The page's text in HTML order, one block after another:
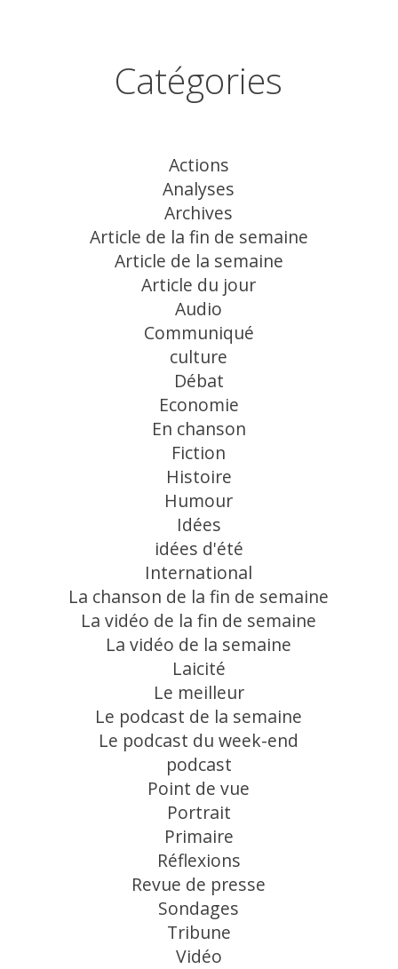
Catégories
Actions
Analyses
Archives
Article de la fin de semaine
Article de la semaine
Article du jour
Audio
Communiqué
culture
Débat
Economie
En chanson
Fiction
Histoire
Humour
Idées
idées d'été
International
La chanson de la fin de semaine
La vidéo de la fin de semaine
La vidéo de la semaine
Laicité
Le meilleur
Le podcast de la semaine
Le podcast du week-end
podcast
Point de vue
Portrait
Primaire
Réflexions
Revue de presse
Sondages
Tribune
Vidéo